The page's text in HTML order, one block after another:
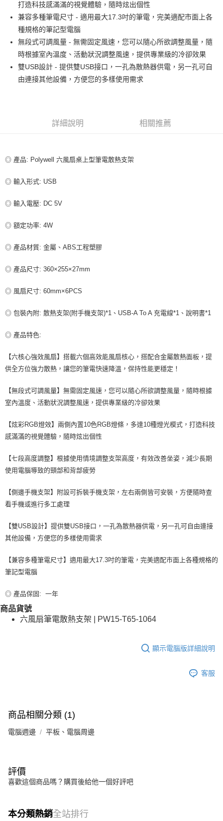
ATM付款
運送方式
每筆NT$80，滿NT$599(含以上)免運費
付款後全家取貨
每筆NT$80，滿NT$599(含以上)免運費
每筆NT$80，滿NT$599(含以上)免運費
打造科技感滿滿的視覺體驗，隨時炫出個性
兼容多種筆電尺寸 - 適用最大17.3吋的筆電，完美適配市面上各
種規格的筆記型電腦
無段式可調風量 - 無需固定風速，您可以隨心所欲調整風量，隨
時根據室內溫度、活動狀況調整風速，提供專業級的冷卻效果
雙USB設計 - 提供雙USB接口，一孔為散熱器供電，另一孔可自
由連接其他設備，方便您的多樣使用需求
詳細說明 相關推薦
◎ 產品: Polywell 六風扇桌上型筆電散熱支架
◎ 輸入形式: USB
◎ 輸入電壓: DC 5V
◎ 額定功率: 4W
◎ 產品材質: 金屬、ABS工程塑膠
◎ 產品尺寸: 360×255×27mm
◎ 風扇尺寸: 60mm×6PCS
◎ 包裝內附: 散熱支架(附手機支架)*1、USB-A To A 充電線*1、說明書*1
◎ 產品特色:
【六核心強效風扇】搭載六個高效能風扇核心，搭配合金屬散熱面板，提
供全方位強力散熱，讓您的筆電快速降溫，保持性能更穩定！
【無段式可調風量】無需固定風速，您可以隨心所欲調整風量，隨時根據
室內溫度、活動狀況調整風速，提供專業級的冷卻效果
【炫彩RGB燈效】兩側內置10色RGB燈條，多達10種燈光模式，打造科技
感滿滿的視覺體驗，隨時炫出個性
【七段高度調整】根據使用情境調整支架高度，有效改善坐姿，減少長期
使用電腦導致的頸部和背部疲勞
【側邊手機支架】附設可拆裝手機支架，左右兩側皆可安裝，方便隨時查
看手機或進行多工處理
【雙USB設計】提供雙USB接口，一孔為散熱器供電，另一孔可自由連接
其他設備，方便您的多樣使用需求
【兼容多種筆電尺寸】適用最大17.3吋的筆電，完美適配市面上各種規格的
筆記型電腦
◎ 產品保固: 一年
商品貨號
六風扇筆電散熱支架 | PW15-T65-1064
顯示電腦版詳細說明
客服
商品相關分類 (1)
電腦週邊 平板、電腦周邊
評價
喜歡這個商品嗎？購買後給他一個好評吧
本分類熱銷全站排行